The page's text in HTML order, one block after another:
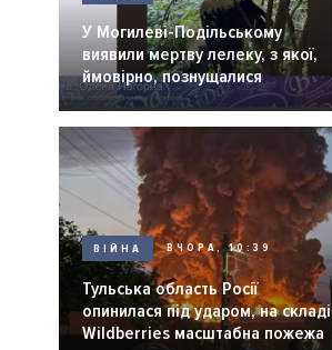
У Могилеві-Подільському
виявили мертву лелеку, з якої,
ймовірно, познущалися
ВІЙНА ВЧОРА, 10:39
Тульська область Росії
опинилася під ударом, на складі
Wildberries масштабна пожежа